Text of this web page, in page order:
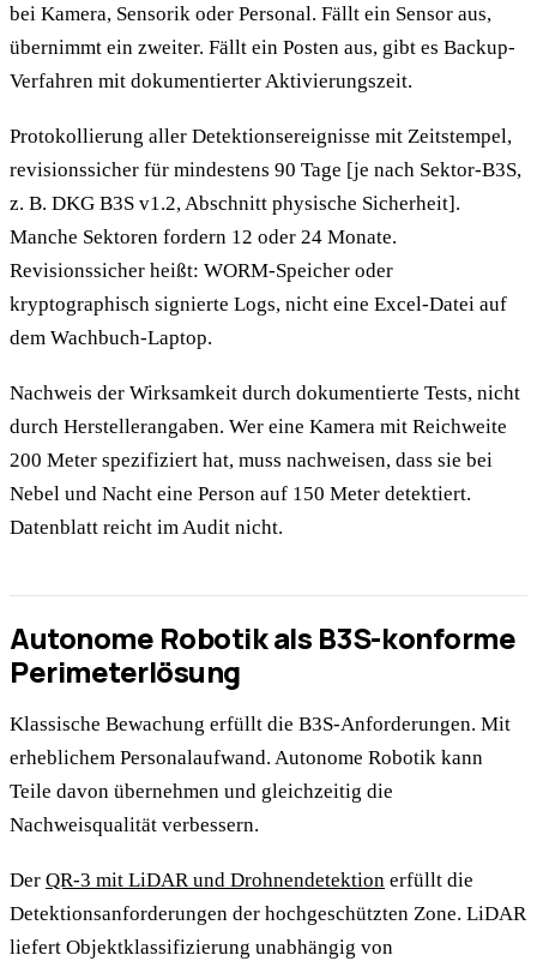
bei Kamera, Sensorik oder Personal. Fällt ein Sensor aus,
übernimmt ein zweiter. Fällt ein Posten aus, gibt es Backup-
Verfahren mit dokumentierter Aktivierungszeit.
Protokollierung aller Detektionsereignisse mit Zeitstempel,
revisionssicher für mindestens 90 Tage [je nach Sektor-B3S,
z. B. DKG B3S v1.2, Abschnitt physische Sicherheit].
Manche Sektoren fordern 12 oder 24 Monate.
Revisionssicher heißt: WORM-Speicher oder
kryptographisch signierte Logs, nicht eine Excel-Datei auf
dem Wachbuch-Laptop.
Nachweis der Wirksamkeit durch dokumentierte Tests, nicht
durch Herstellerangaben. Wer eine Kamera mit Reichweite
200 Meter spezifiziert hat, muss nachweisen, dass sie bei
Nebel und Nacht eine Person auf 150 Meter detektiert.
Datenblatt reicht im Audit nicht.
Autonome Robotik als B3S-konforme
Perimeterlösung
Klassische Bewachung erfüllt die B3S-Anforderungen. Mit
erheblichem Personalaufwand. Autonome Robotik kann
Teile davon übernehmen und gleichzeitig die
Nachweisqualität verbessern.
Der QR-3 mit LiDAR und Drohnendetektion erfüllt die
Detektionsanforderungen der hochgeschützten Zone. LiDAR
liefert Objektklassifizierung unabhängig von